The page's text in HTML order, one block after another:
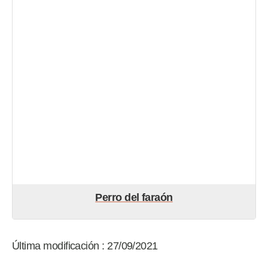
Perro del faraón
Última modificación : 27/09/2021